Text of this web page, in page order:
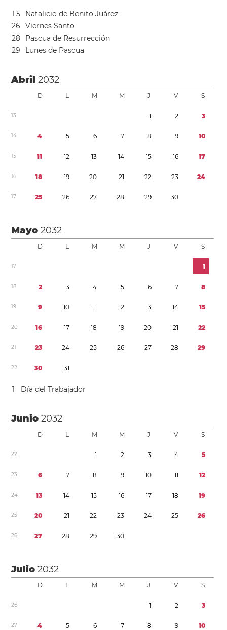
1 5
Natalicio de Benito Juárez
26
Viernes Santo
28
Pascua de Resurrección
29 Lunes de Pascua
Abril2032
D L M M J V S
13 1 2 3
14 4 5 6 7 8 9 10
15 11 12 13 14 15 16 17
16 18 19 20 21 22 23 24
17 25 26 27 28 29 30
Mayo2032
D L M M J V S
17 1
18 2 3 4 5 6 7 8
19 9 10 11 12 13 14 15
20 16 17 18 19 20 21 22
21 23 24 25 26 27 28 29
22 30 31
1 Día del Trabajador
Junio2032
D L M M J V S
22 1 2 3 4 5
23 6 7 8 9 10 11 12
24 13 14 15 16 17 18 19
25 20 21 22 23 24 25 26
26 27 28 29 30
Julio2032
D L M M J V S
26 1 2 3
27 4 5 6 7 8 9 10